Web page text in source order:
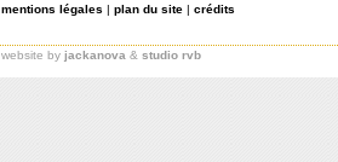
mentions légales | plan du site | crédits
website by jackanova & studio rvb